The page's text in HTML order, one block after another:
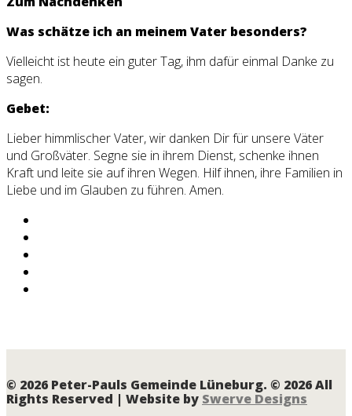
Was schätze ich an meinem Vater besonders?
Vielleicht ist heute ein guter Tag, ihm dafür einmal Danke zu
sagen.
Gebet:
Lieber himmlischer Vater, wir danken Dir für unsere Väter
und Großväter. Segne sie in ihrem Dienst, schenke ihnen
Kraft und leite sie auf ihren Wegen. Hilf ihnen, ihre Familien in
Liebe und im Glauben zu führen. Amen.
© 2026 Peter-Pauls Gemeinde Lüneburg. © 2026 All
Rights Reserved | Website by Swerve Designs